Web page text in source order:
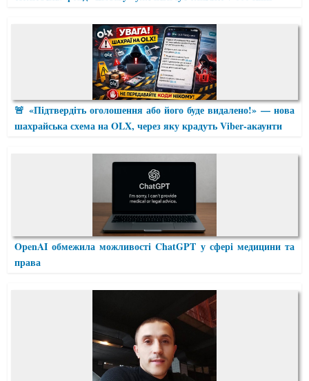
🚨 «Підтвердіть оголошення або його буде видалено!» — нова
шахрайська схема на OLX, через яку крадуть Viber-акаунти
OpenAI обмежила можливості ChatGPT у сфері медицини та
права